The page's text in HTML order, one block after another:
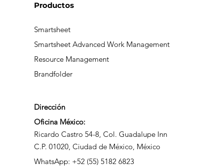
Dirección
Oficina México:
Ricardo Castro 54-8, Col. Guadalupe Inn
C.P. 01020, Ciudad de México, México
WhatsApp: +52 (55) 5182 6823
Productos
Smartsheet
Resource Management
Brandfolder
Smartsheet Advanced Work Management